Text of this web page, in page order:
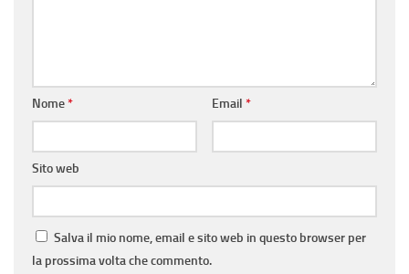
Nome* Email *
Sito web
Salva il mio nome, email e sito web in questo browser per
la prossima volta che commento.